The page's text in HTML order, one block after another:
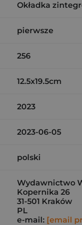
Okładka
pierwsze
256
12.5x19.5cm
2023
2023-06-05
polski
Wydawnictwo
Kopernika 26
31-501 Kraków
PL
e-mail: [email